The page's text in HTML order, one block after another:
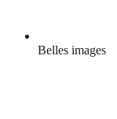
Belles images